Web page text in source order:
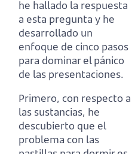
he hallado la respuesta
a esta pregunta y he
desarrollado un
enfoque de cinco pasos
para dominar el pánico
de las presentaciones.
Primero, con respecto a
las sustancias, he
descubierto que el
problema con las